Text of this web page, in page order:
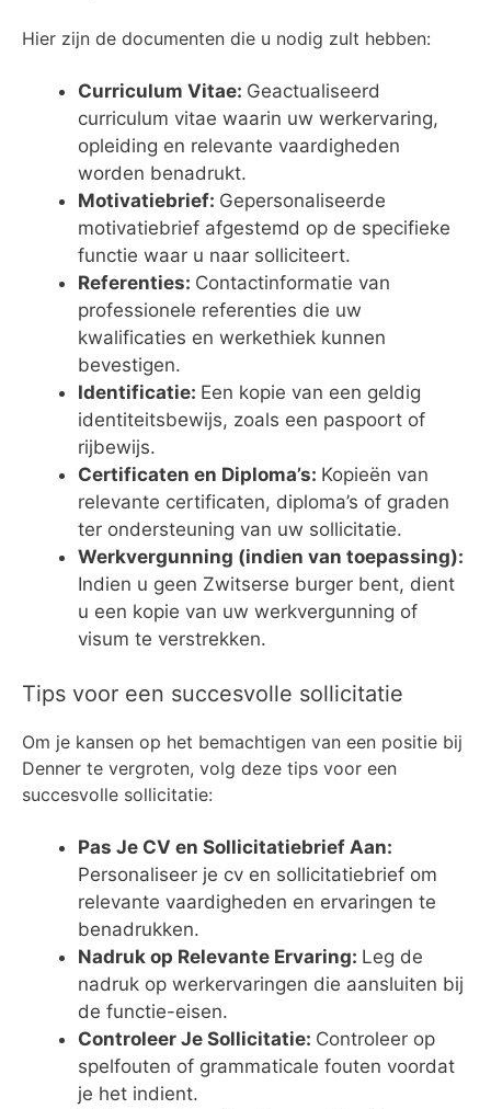
Hier zijn de documenten die u nodig zult hebben:
Curriculum Vitae: Geactualiseerd
curriculum vitae waarin uw werkervaring,
opleiding en relevante vaardigheden
worden benadrukt.
Motivatiebrief: Gepersonaliseerde
motivatiebrief afgestemd op de specifieke
functie waar u naar solliciteert.
Referenties: Contactinformatie van
professionele referenties die uw
kwalificaties en werkethiek kunnen
bevestigen.
Identificatie: Een kopie van een geldig
identiteitsbewijs, zoals een paspoort of
rijbewijs.
Certificaten en Diploma’s: Kopieën van
relevante certificaten, diploma’s of graden
ter ondersteuning van uw sollicitatie.
Werkvergunning (indien van toepassing):
Indien u geen Zwitserse burger bent, dient
u een kopie van uw werkvergunning of
visum te verstrekken.
Tips voor een succesvolle sollicitatie
Om je kansen op het bemachtigen van een positie bij
Denner te vergroten, volg deze tips voor een
succesvolle sollicitatie:
Pas Je CV en Sollicitatiebrief Aan:
Personaliseer je cv en sollicitatiebrief om
relevante vaardigheden en ervaringen te
benadrukken.
Nadruk op Relevante Ervaring: Leg de
nadruk op werkervaringen die aansluiten bij
de functie-eisen.
Controleer Je Sollicitatie: Controleer op
spelfouten of grammaticale fouten voordat
je het indient.